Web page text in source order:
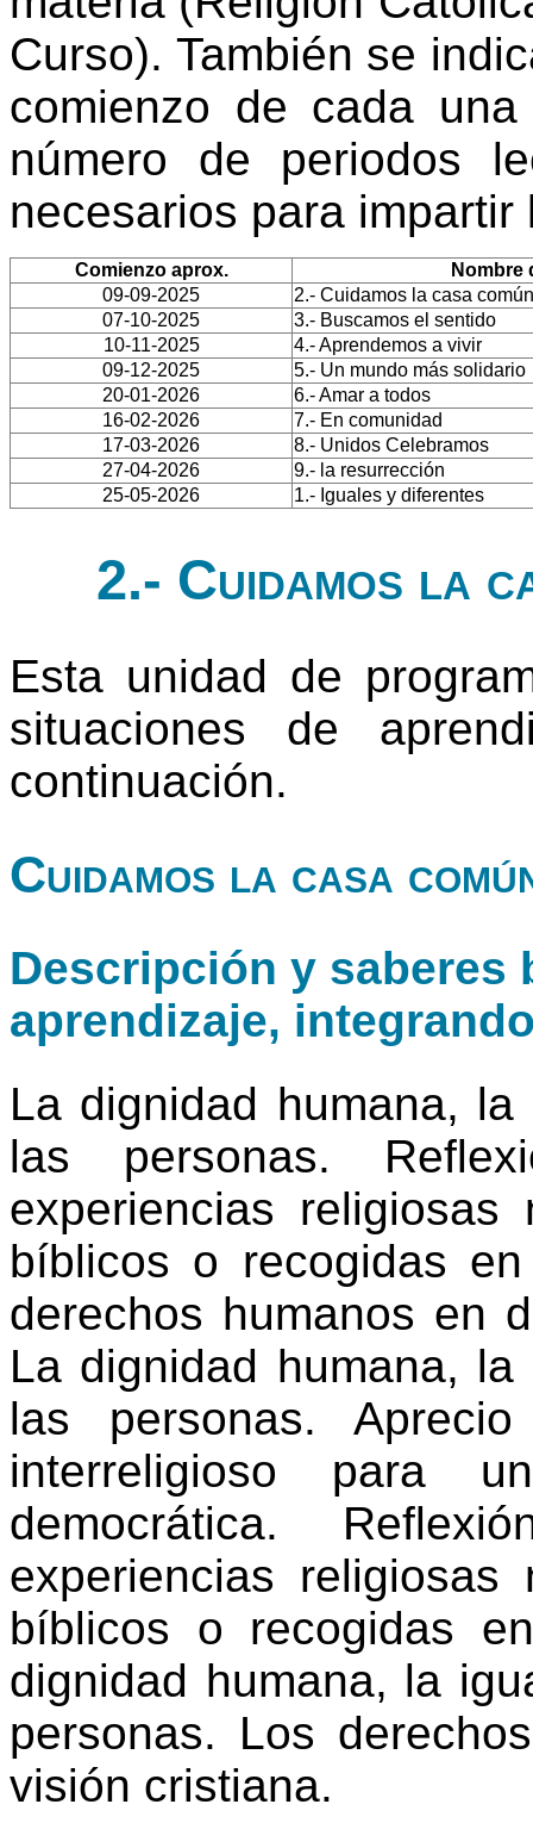
Curso). También se
comienzo de cada
número de periodos
necesarios para
Comienzo aprox.
Nombre
09-09-2025
2.- Cuidamos la casa común
07-10-2025
3.- Buscamos el sentido
10-11-2025
4.- Aprendemos a vivir
09-12-2025
5.- Un mundo más solidario
20-01-2026
6.- Amar a todos
16-02-2026
7.- En comunidad
17-03-2026
8.- Unidos Celebramos
27-04-2026
9.- la resurrección
25-05-2026
1.- Iguales y diferentes
2.- Cuidamos la
Esta unidad de
situaciones de
continuación.
Cuidamos la casa
Descripción y saberes
aprendizaje,
La dignidad humana,
las personas.
experiencias
bíblicos o recogidas
derechos humanos en
La dignidad humana,
las personas.
interreligioso para
democrática.
experiencias
bíblicos o recogidas
dignidad humana, la
personas. Los
visión cristiana.